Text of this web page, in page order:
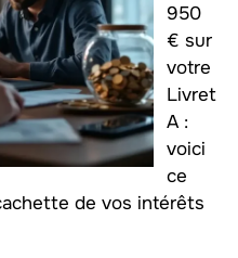
950
€ sur
votre
Livret
A :
voici
ce
de vos intérêts